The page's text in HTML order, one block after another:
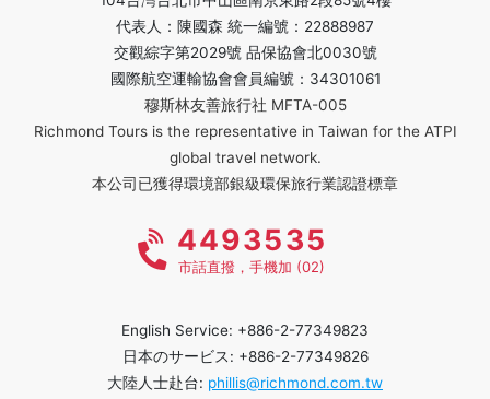
代表人：陳國森 統一編號：22888987
交觀綜字第2029號 品保協會北0030號
國際航空運輸協會會員編號：34301061
穆斯林友善旅行社 MFTA-005
Richmond Tours is the representative in Taiwan for the ATPI
global travel network.
本公司已獲得環境部銀級環保旅行業認證標章
4493535
市話直撥，手機加 (02)
English Service: +886-2-77349823
日本のサービス: +886-2-77349826
大陸人士赴台: phillis@richmond.com.tw